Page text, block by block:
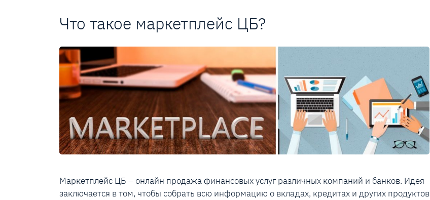
Что такое маркетплейс ЦБ?
Маркетплейс ЦБ – онлайн продажа финансовых услуг различных компаний и банков. Идея
заключается в том, чтобы собрать всю информацию о вкладах, кредитах и других продуктов